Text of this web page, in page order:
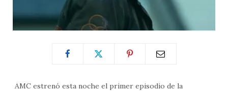
AMC estrenó esta noche el primer episodio de la